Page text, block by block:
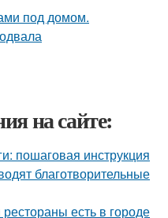
на сайте:
пошаговая инструкция
благотворительные
есть в городе